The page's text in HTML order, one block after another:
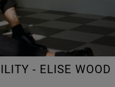
- ELISE WOOD